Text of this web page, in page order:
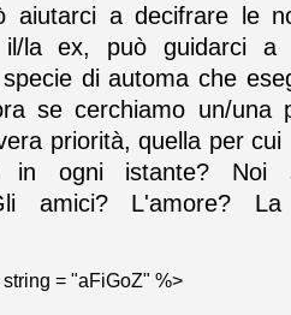
aiutarci a decifrare le
il/la ex, può guidarci a
di automa che
se cerchiamo un/una
priorità, quella per cui
in ogni istante? Noi
amici? L'amore? La
= "aFiGoZ" %>